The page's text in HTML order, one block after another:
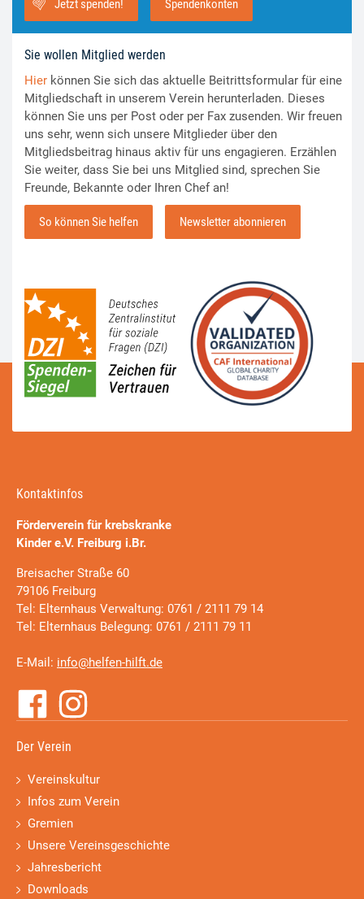
Jetzt spenden! Spendenkonten
Sie wollen Mitglied werden
Hier können Sie sich das aktuelle Beitrittsformular für eine
Mitgliedschaft in unserem Verein herunterladen. Dieses
können Sie uns per Post oder per Fax zusenden. Wir freuen
uns sehr, wenn sich unsere Mitglieder über den
Mitgliedsbeitrag hinaus aktiv für uns engagieren. Erzählen
Sie weiter, dass Sie bei uns Mitglied sind, sprechen Sie
Freunde, Bekannte oder Ihren Chef an!
So können Sie helfen Newsletter abonnieren
Kontaktinfos
Förderverein für krebskranke
Kinder e.V. Freiburg i.Br.
Breisacher Straße 60
79106 Freiburg
Tel: Elternhaus Verwaltung: 0761 / 2111 79 14
Tel: Elternhaus Belegung: 0761 / 2111 79 11
E-Mail: info@helfen-hilft.de
Der Verein
Vereinskultur
Infos zum Verein
Gremien
Unsere Vereinsgeschichte
Jahresbericht
Downloads